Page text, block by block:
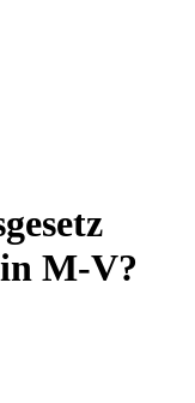
M-V?